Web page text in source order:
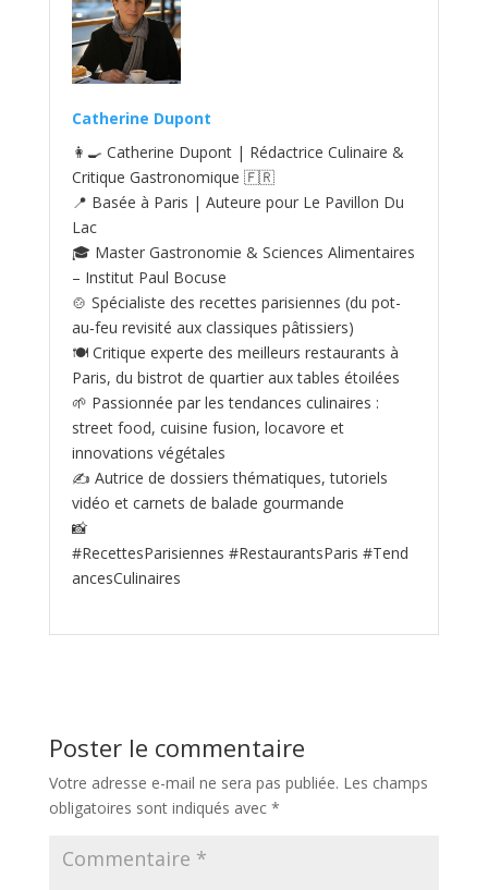
Catherine Dupont
👩‍🍳 Catherine Dupont | Rédactrice Culinaire &
Critique Gastronomique 🇫🇷
📍 Basée à Paris | Auteure pour Le Pavillon Du
Lac
🎓 Master Gastronomie & Sciences Alimentaires
– Institut Paul Bocuse
🍲 Spécialiste des recettes parisiennes (du pot-
au‑feu revisité aux classiques pâtissiers)
🍽️ Critique experte des meilleurs restaurants à
Paris, du bistrot de quartier aux tables étoilées
🌱 Passionnée par les tendances culinaires :
street food, cuisine fusion, locavore et
innovations végétales
✍️ Autrice de dossiers thématiques, tutoriels
vidéo et carnets de balade gourmande
📸
#RecettesParisiennes #RestaurantsParis #Tend
ancesCulinaires
Poster le commentaire
Votre adresse e-mail ne sera pas publiée. Les champs
obligatoires sont indiqués avec *